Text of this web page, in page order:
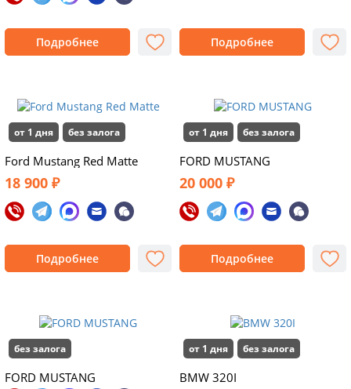
Подробнее Подробнее
от 1 дня без залога
Ford Mustang Red Matte
18 900 ₽
Подробнее
от 1 дня без залога
FORD MUSTANG
20 000 ₽
Подробнее
без залога
FORD MUSTANG
от 1 дня без залога
BMW 320I